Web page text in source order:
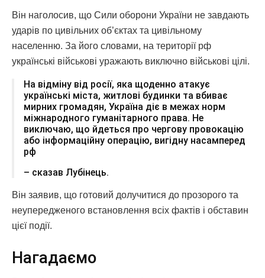
Він наголосив, що Сили оборони України не завдають
ударів по цивільних об’єктах та цивільному
населенню. За його словами, на території рф
українські військові уражають виключно військові цілі.
На відміну від росії, яка щоденно атакує
українські міста, житлові будинки та вбиває
мирних громадян, Україна діє в межах норм
міжнародного гуманітарного права. Не
виключаю, що йдеться про чергову провокацію
або інформаційну операцію, вигідну насамперед
рф
– сказав Лубінець.
Він заявив, що готовий долучитися до прозорого та
неупередженого встановлення всіх фактів і обставин
цієї події.
Нагадаємо